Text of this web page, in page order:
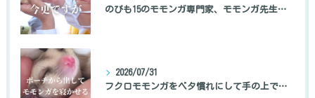
のびも15のモモンガ専門家、モモンガ先生の自己紹介
2026/07/31
フクロモモンガをベタ慣れにして手の上で寝かせる方法